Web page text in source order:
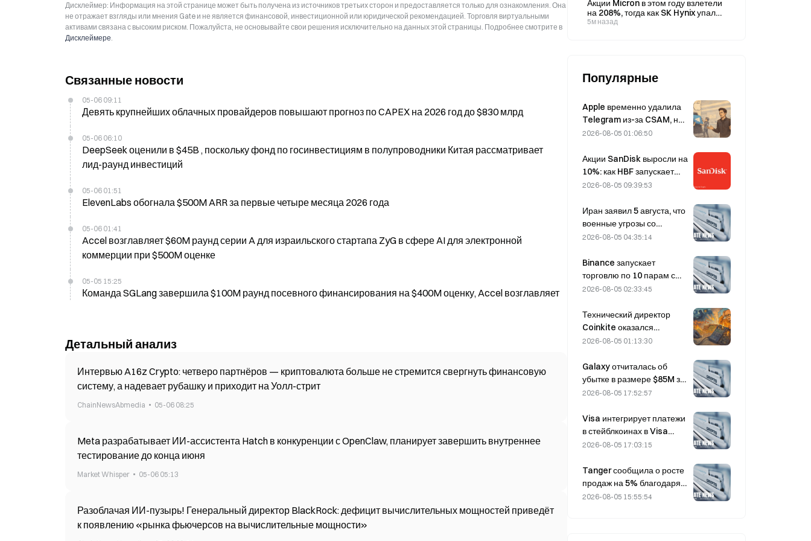
Дисклеймер: Информация на этой странице может быть получена из источников третьих сторон и предоставляется только для ознакомления. Она
не отражает взгляды или мнения Gate и не является финансовой, инвестиционной или юридической рекомендацией. Торговля виртуальными
активами связана с высоким риском. Пожалуйста, не основывайте свои решения исключительно на данных этой страницы. Подробнее смотрите в
Дисклеймере.
Связанные новости
05-06 09:11
Девять крупнейших облачных провайдеров повышают прогноз по CAPEX на 2026 год до $830 млрд
05-06 06:10
DeepSeek оценили в $45B , поскольку фонд по госинвестициям в полупроводники Китая рассматривает
лид-раунд инвестиций
05-06 01:51
ElevenLabs обогнала $500M ARR за первые четыре месяца 2026 года
05-06 01:41
Accel возглавляет $60M раунд серии A для израильского стартапа ZyG в сфере AI для электронной
коммерции при $500M оценке
05-05 15:25
Команда SGLang завершила $100M раунд посевного финансирования на $400M оценку, Accel возглавляет
Детальный анализ
Интервью A16z Crypto: четверо партнёров — криптовалюта больше не стремится свергнуть финансовую
систему, а надевает рубашку и приходит на Уолл-стрит
ChainNewsAbmedia 05-06 08:25
Meta разрабатывает ИИ-ассистента Hatch в конкуренции с OpenClaw, планирует завершить внутреннее
тестирование до конца июня
Market Whisper 05-06 05:13
Разоблачая ИИ-пузырь! Генеральный директор BlackRock: дефицит вычислительных мощностей приведёт
к появлению «рынка фьючерсов на вычислительные мощности»
правил 7 августа.
Акции Micron в этом году взлетели
на 208%, тогда как SK Hynix упали
на 29% с пикового уровня после
5м назад
Популярные
Apple временно удалила
Telegram из-за CSAM, но
Дуров это опроверг,
подвергся «атаке на
безопасность».
2026-08-05 01:06:50
Акции SanDisk выросли на
10%: как HBF запускает
новый цикл развития ИИ-
финансовые результаты
подтвердить логику роста?
2026-08-05 09:39:53
Иран заявил 5 августа, что
военные угрозы со
стороны США
соглашения с Оманом по
вопросу Ормузского
пролива.
2026-08-05 04:35:14
Binance запускает
торговлю по 10 парам с
bStocks сегодня в 20:00
комиссией для мейкеров.
2026-08-05 02:33:45
Технический директор
Coinkite оказался
вовлечён в инцидент,
Coldcard, который привёл
к четырём волнам атак и
убыткам в размере 114
2026-08-05 01:13:30
Galaxy отчиталась об
убытке в размере $85M за
второй квартал 2026 года;
млн долларов ниже
прогноза, акции упали на
7,23%.
2026-08-05 17:52:57
Visa интегрирует платежи
в стейблкоинах в Visa
Direct через партнёрство с
2026-08-05 17:03:15
Tanger сообщила о росте
продаж на 5% благодаря
туристическому потоку,
2026-08-05 15:55:54